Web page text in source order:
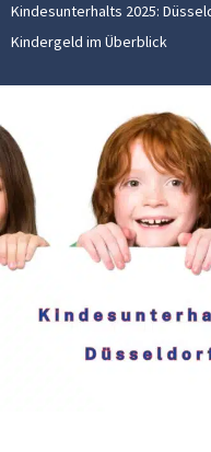
Kindesunterhalts 2025:
Kindergeld im Überblick